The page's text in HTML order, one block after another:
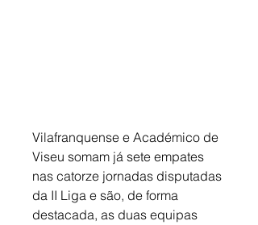
Vilafranquense e Académico de
Viseu somam já sete empates
nas catorze jornadas disputadas
da II Liga e são, de forma
destacada, as duas equipas